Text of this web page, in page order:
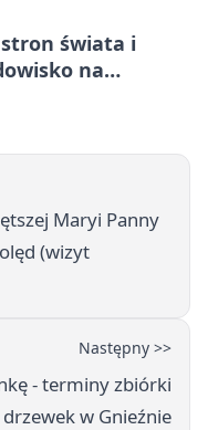
świata i
na
Maryi Panny
(wizyt
Następny >>
- terminy zbiórki
w Gnieźnie